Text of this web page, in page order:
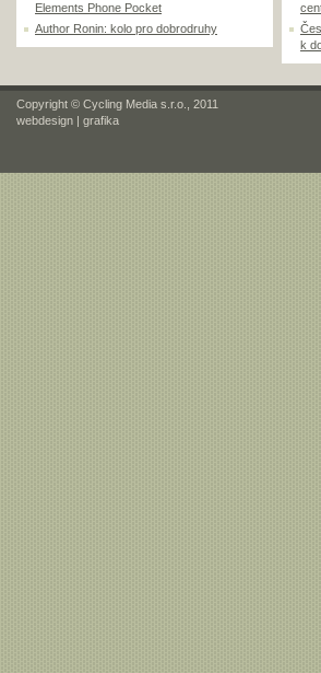
Elements Phone Pocket
Author Ronin: kolo pro dobrodruhy
k
Copyright © Cycling Media s.r.o., 2011
webdesign | grafika